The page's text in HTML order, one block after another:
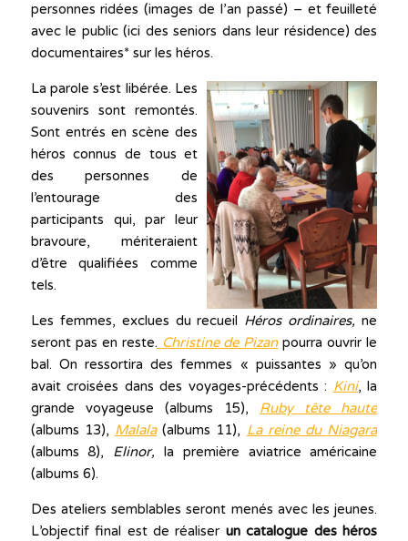
personnes ridées (images de l’an passé) – et feuilleté
avec le public (ici des seniors dans leur résidence) des
documentaires* sur les héros.
La parole s’est libérée. Les
souvenirs sont remontés.
Sont entrés en scène des
héros connus de tous et
des personnes de
l’entourage des
participants qui, par leur
bravoure, mériteraient
d’être qualifiées comme
tels.
Les femmes, exclues du recueil Héros ordinaires,ne
seront pas en reste. Christine de Pizanpourra ouvrir le
bal. On ressortira des femmes « puissantes » qu’on
avait croisées dans des voyages-précédents : Kini, la
grande voyageuse (albums 15), Ruby tête haute
(albums 13), Malala(albums 11), La reine du Niagara
(albums 8), Elinor,la première aviatrice américaine
(albums 6).
Des ateliers semblables seront menés avec les jeunes.
L’objectif final est de réaliser un catalogue des héros